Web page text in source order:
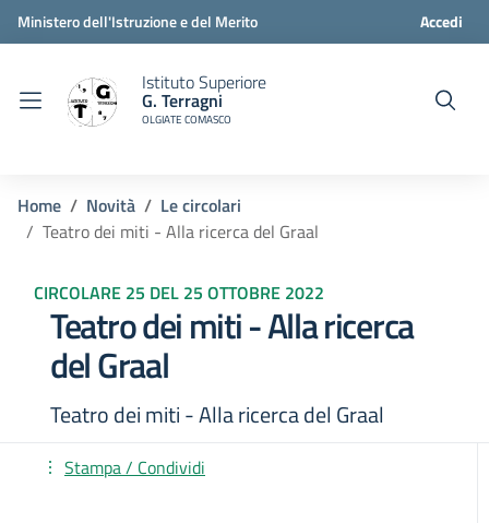
Ministero dell'Istruzione e del Merito Accedi
Istituto Superiore
G. Terragni
OLGIATE COMASCO
Home Novità
Le circolari
Teatro dei miti - Alla ricerca del Graal
CIRCOLARE 25 DEL 25 OTTOBRE 2022
Teatro dei miti - Alla ricerca
del Graal
Teatro dei miti - Alla ricerca del Graal
Stampa / Condividi